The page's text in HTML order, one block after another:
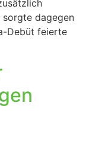
sorgte dagegen
Debüt feierte